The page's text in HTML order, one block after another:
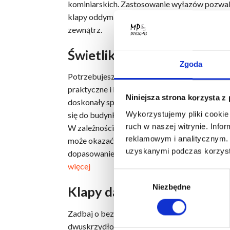
Zgoda
Niniejsza strona korzysta z
Wykorzystujemy pliki
ruch w naszej witrynie.
reklamowym i
uzyskanymi podczas
Niezbędne
kominiarskich. Zastosowanie wyłazów
klapy oddymiające. Pełnią one istotną
zewnątrz.
Świetliki dachowe
Potrzebujesz doświetlenia pomieszczeń w
praktyczne i komfortowe. Możesz je
doskonały sposób na oświetlenie ciemnych
się do budynku, a Ty będziesz cieszyć się z
W zależności od pory dnia, stworzy Ci
może okazać się dodatkową atrakcją. W
dopasowanie ich nie tylko do powierzchni
więcej
Klapy dachowe
Zadbaj o bezpieczeństwo podczas budowy
dwuskrzydłowe. W ofercie posiadamy